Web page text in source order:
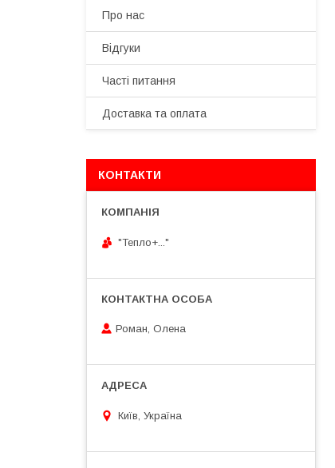
Про нас
Відгуки
Часті питання
Доставка та оплата
КОНТАКТИ
"Тепло+..."
Роман, Олена
Київ, Україна